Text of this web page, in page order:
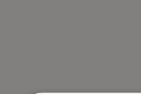
Comment